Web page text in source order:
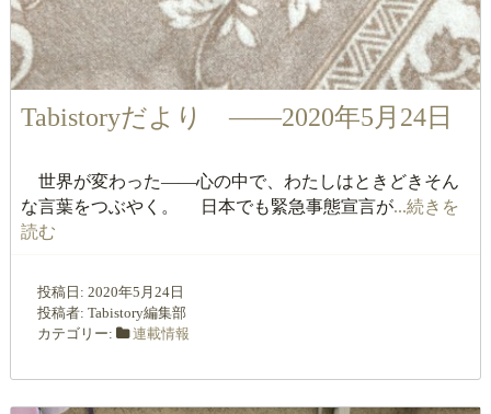
Tabistoryだより ――2020年5月24日
世界が変わった――心の中で、わたしはときどきそん
な言葉をつぶやく。 日本でも緊急事態宣言が...続きを
読む
投稿日: 2020年5月24日
投稿者: Tabistory編集部
カテゴリー:
連載情報